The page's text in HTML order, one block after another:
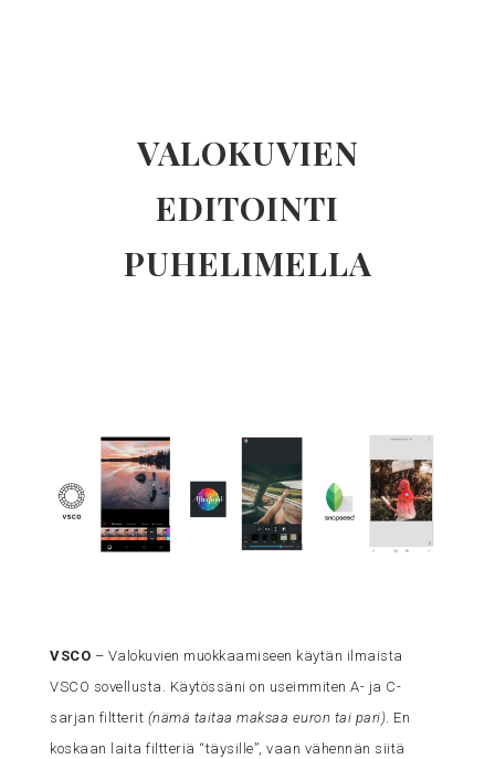
VALOKUVIEN
EDITOINTI
PUHELIMELLA
VSCO – Valokuvien muokkaamiseen käytän ilmaista
VSCO sovellusta. Käytössäni on useimmiten A- ja C-
sarjan filtterit (nämä taitaa maksaa euron tai pari). En
koskaan laita filtteriä “täysille”, vaan vähennän siitä